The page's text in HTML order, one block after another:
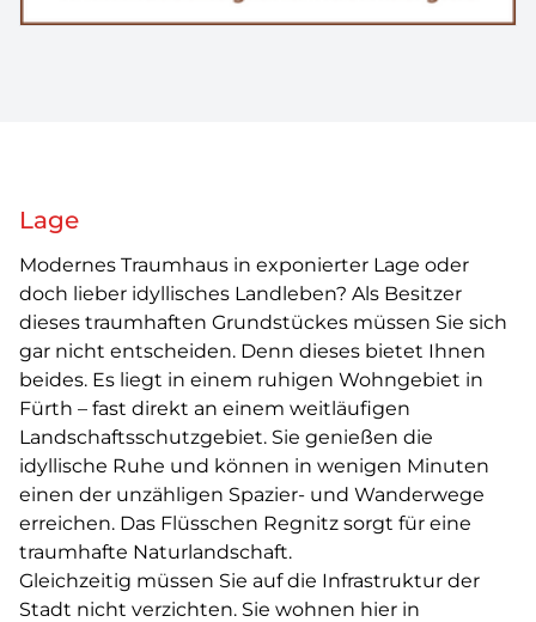
Lage
Modernes Traumhaus in exponierter Lage oder
doch lieber idyllisches Landleben? Als Besitzer
dieses traumhaften Grundstückes müssen Sie sich
gar nicht entscheiden. Denn dieses bietet Ihnen
beides. Es liegt in einem ruhigen Wohngebiet in
Fürth – fast direkt an einem weitläufigen
Landschaftsschutzgebiet. Sie genießen die
idyllische Ruhe und können in wenigen Minuten
einen der unzähligen Spazier- und Wanderwege
erreichen. Das Flüsschen Regnitz sorgt für eine
traumhafte Naturlandschaft.
Gleichzeitig müssen Sie auf die Infrastruktur der
Stadt nicht verzichten. Sie wohnen hier in